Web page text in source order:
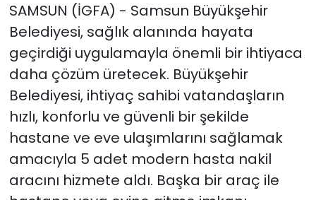
SAMSUN (İGFA) - Samsun Büyükşehir
Belediyesi, sağlık alanında hayata
geçirdiği uygulamayla önemli bir ihtiyaca
daha çözüm üretecek. Büyükşehir
Belediyesi, ihtiyaç sahibi vatandaşların
hızlı, konforlu ve güvenli bir şekilde
hastane ve eve ulaşımlarını sağlamak
amacıyla 5 adet modern hasta nakil
aracını hizmete aldı. Başka bir araç ile